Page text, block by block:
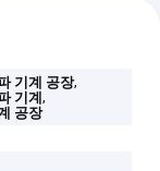
기계 공장,
기계,
공장